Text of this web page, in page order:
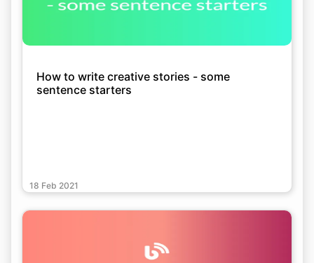
How to write creative stories - some
sentence starters
18 Feb 2021